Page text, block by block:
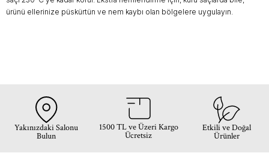
ürünü ellerinize püskürtün ve nem kaybı olan bölgelere uygulayın.
Yakınızdaki Salonu
Bulun
1500 TL ve Üzeri Kargo
Ücretsiz
Etkili ve Doğal
Ürünler